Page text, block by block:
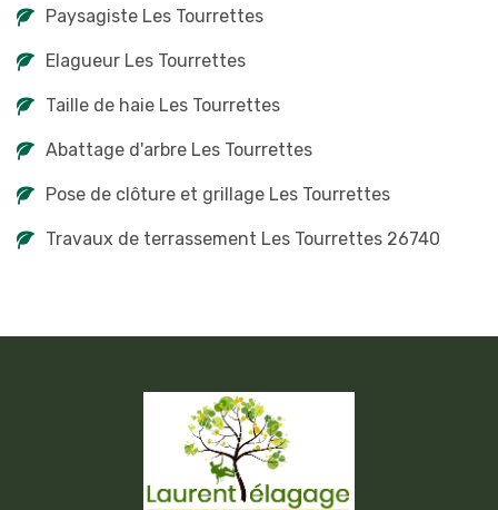
Paysagiste Les Tourrettes
Elagueur Les Tourrettes
Taille de haie Les Tourrettes
Abattage d'arbre Les Tourrettes
Pose de clôture et grillage Les Tourrettes
Travaux de terrassement Les Tourrettes 26740